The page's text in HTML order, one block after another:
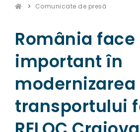
NOUTATI
ESG
CONTACT
Comunicate de presă
România face
important în
modernizarea
transportului